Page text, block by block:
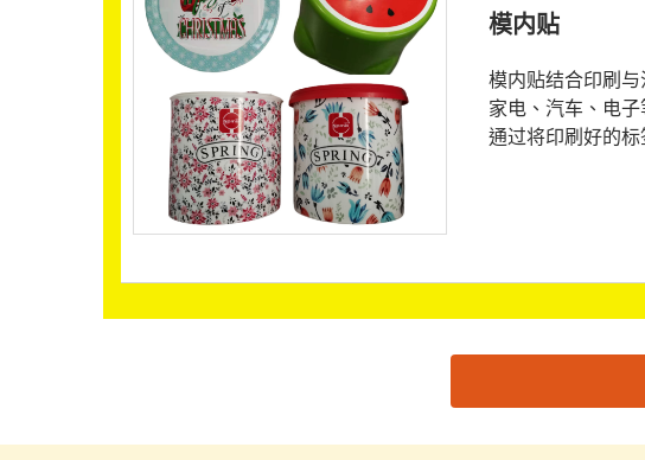
模内贴
模内贴结合印刷
家电、汽车、电
通过将印刷好的